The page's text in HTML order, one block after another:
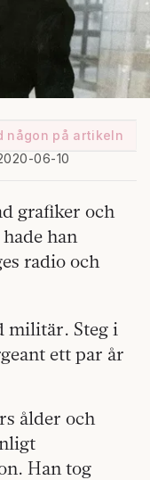
någon på artikeln
06-10
grafiker och
han
radio och
militär. Steg i
ett par år
ålder och
Han tog